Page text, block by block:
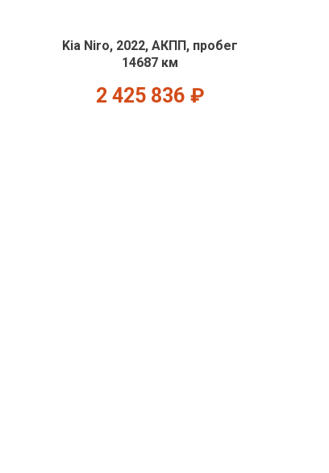
Kia Niro, 2022, АКПП, пробег
14687 км
2 425 836 ₽